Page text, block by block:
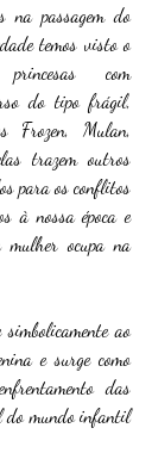
na passagem do
temos visto o
com
do tipo frágil,
Frozen, Mulan,
trazem outros
para os conflitos
à nossa época e
mulher ocupa na
ao
e surge como
das
do mundo infantil